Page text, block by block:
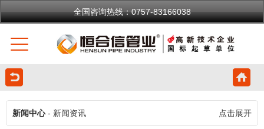
全国咨询热线：0757-83166038
新闻中心- 新闻资讯 点击展开